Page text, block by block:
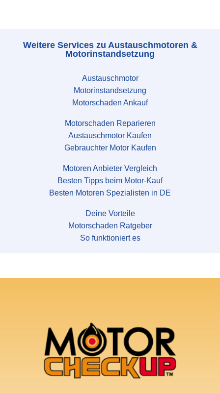
Weitere Services zu Austauschmotoren &
Motorinstandsetzung
Austauschmotor
Motorinstandsetzung
Motorschaden Ankauf
Motorschaden Reparieren
Austauschmotor Kaufen
Gebrauchter Motor Kaufen
Motoren Anbieter Vergleich
Besten Tipps beim Motor-Kauf
Besten Motoren Spezialisten in DE
Deine Vorteile
Motorschaden Ratgeber
So funktioniert es